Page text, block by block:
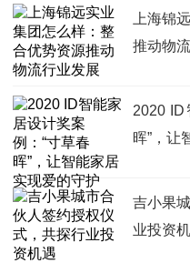
上海锦
推动物
2020
晖”，让
吉小果
业投资